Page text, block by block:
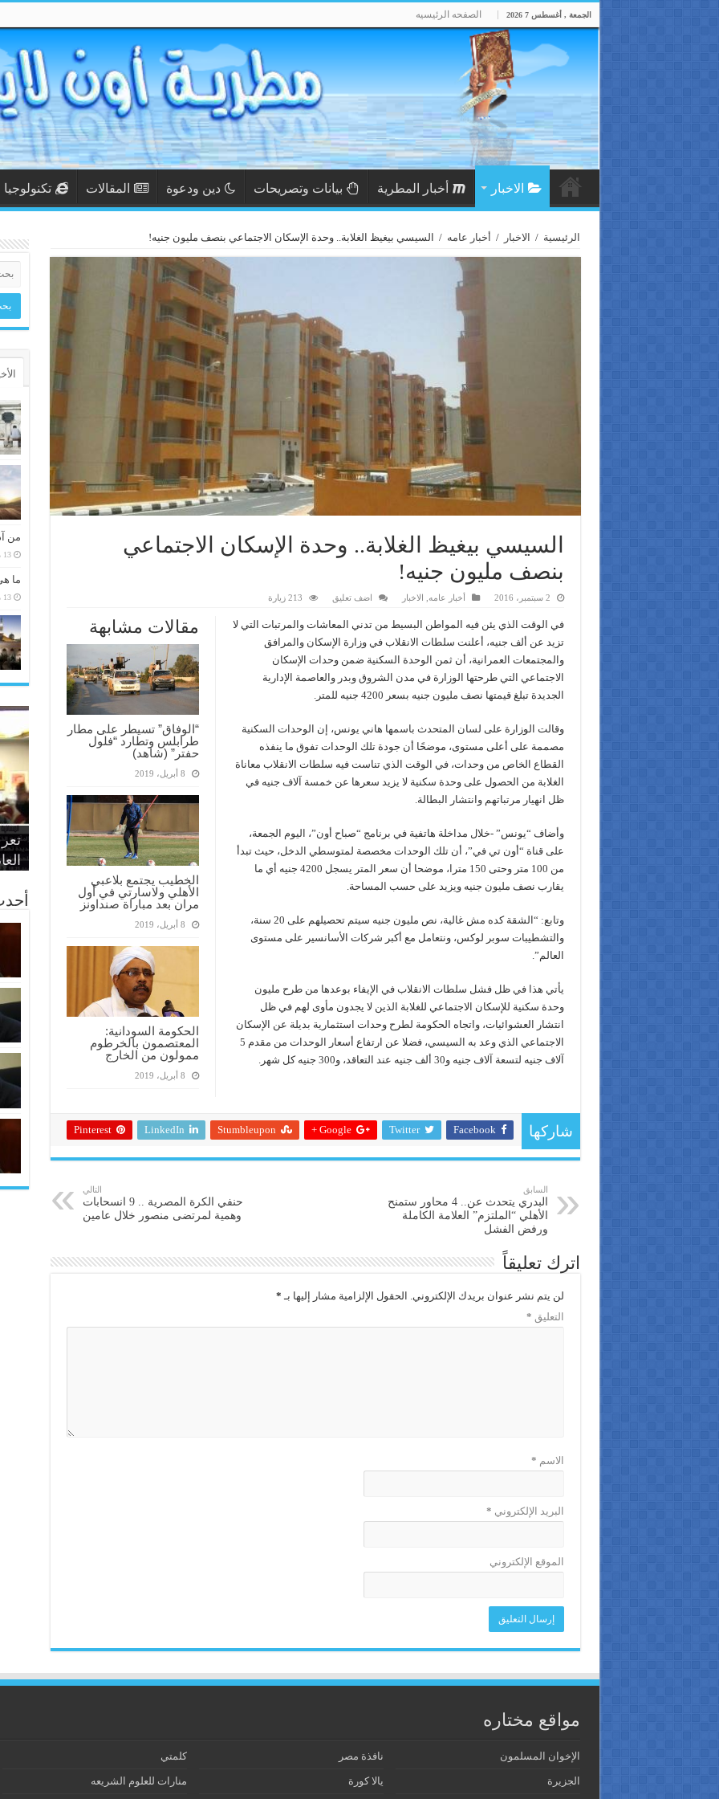
الجمعة , أغسطس 7 2026 الصفحه الرئيسيه
الاخبار أخبار المطرية بيانات وتصريحات دين ودعوة المقالات تكنولوجيا
الرئيسية / الاخبار / أخبار عامه / السيسي بيغيظ الغلابة.. وحدة الإسكان الاجتماعي بنصف مليون جنيه!
السيسي بيغيظ الغلابة.. وحدة الإسكان الاجتماعي
بنصف مليون جنيه!
2 سبتمبر، 2016 أخبار عامه, الاخبار اضف تعليق 213 زيارة
مقالات مشابهة
“الوفاق” تسيطر على مطار
طرابلس وتطارد “فلول
حفتر” (شاهد)
8 أبريل، 2019
الخطيب يجتمع بلاعبي
الأهلي ولاسارتي في أول
مران بعد مباراة صنداونز
8 أبريل، 2019
الحكومة السودانية:
المعتصمون بالخرطوم
ممولون من الخارج
8 أبريل، 2019
في الوقت الذي يئن فيه المواطن البسيط من تدني المعاشات والمرتبات التي لا
تزيد عن ألف جنيه، أعلنت سلطات الانقلاب في وزارة الإسكان والمرافق
والمجتمعات العمرانية، أن ثمن الوحدة السكنية ضمن وحدات الإسكان
الاجتماعي التي طرحتها الوزارة في مدن الشروق وبدر والعاصمة الإدارية
الجديدة تبلغ قيمتها نصف مليون جنيه بسعر 4200 جنيه للمتر.
وقالت الوزارة على لسان المتحدث باسمها هاني يونس، إن الوحدات السكنية
مصممة على أعلى مستوى، موضحًا أن جودة تلك الوحدات تفوق ما ينفذه
القطاع الخاص من وحدات، في الوقت الذي تناست فيه سلطات الانقلاب معاناة
الغلابة من الحصول على وحدة سكنية لا يزيد سعرها عن خمسة آلاف جنيه في
ظل انهيار مرتباتهم وانتشار البطالة.
وأضاف “يونس” -خلال مداخلة هاتفية في برنامج “صباح أون”، اليوم الجمعة،
على قناة “أون تي في”، أن تلك الوحدات مخصصة لمتوسطي الدخل، حيث تبدأ
من 100 متر وحتى 150 مترا، موضحا أن سعر المتر يسجل 4200 جنيه أي ما
يقارب نصف مليون جنيه ويزيد على حسب المساحة.
وتابع: “الشقة كده مش غالية، نص مليون جنيه سيتم تحصيلهم على 20 سنة،
والتشطيبات سوبر لوكس، ونتعامل مع أكبر شركات الأسانسير على مستوى
العالم”.
يأتي هذا في ظل فشل سلطات الانقلاب في الإيفاء بوعدها من طرح مليون
وحدة سكنية للإسكان الاجتماعي للغلابة الذين لا يجدون مأوى لهم في ظل
انتشار العشوائيات، واتجاه الحكومة لطرح وحدات استثمارية بديلة عن الإسكان
الاجتماعي الذي وعد به السيسي، فضلا عن ارتفاع أسعار الوحدات من مقدم 5
آلاف جنيه لتسعة آلاف جنيه و30 ألف جنيه عند التعاقد، و300 جنيه كل شهر.
شاركها Facebook
Twitter
Google +
Stumbleupon
LinkedIn
Pinterest
السابق
البدري يتحدث عن.. 4 محاور ستمنح
الأهلي “الملتزم” العلامة الكاملة
ورفض الفشل
التالي
حنفي الكرة المصرية .. 9 انسحابات
وهمية لمرتضى منصور خلال عامين
اترك تعليقاً
لن يتم نشر عنوان بريدك الإلكتروني. الحقول الإلزامية مشار إليها بـ *
التعليق *
الاسم *
البريد الإلكتروني *
الموقع الإلكتروني
من
13 مارس، 2026
ما
13 مارس، 2026
مواقع مختاره
الإخوان المسلمون نافذة مصر كلمتي
الجزيرة يالا كورة منارات للعلوم الشريعه